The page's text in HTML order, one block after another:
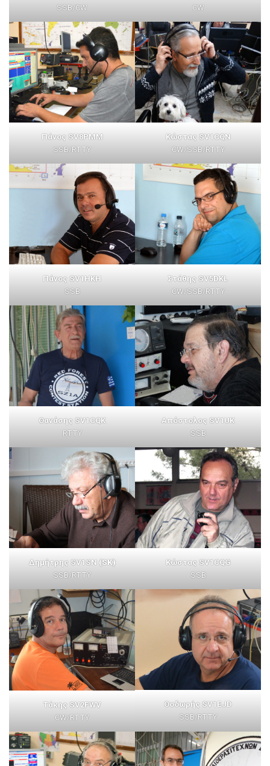
SSB/CW
CW
Πάνος SV8PMM
SSB/RTTY
Κώστας SV1CQN
CW/SSB/RTTY
Πάνος SV1HKH
SSB
Στάθης SV5DKL
CW/SSB/RTTY
Θανάσης SV1CQK
RTTY
Απόστολος SV1UK
SSB
Δημήτρης SV1SN (SK)
SSB/RTTY
Κώστας SV1CQG
SSB
Τάκης SV2FWV
CW/RTTY
Θοδωρής SV1EJD
SSB/RTTY